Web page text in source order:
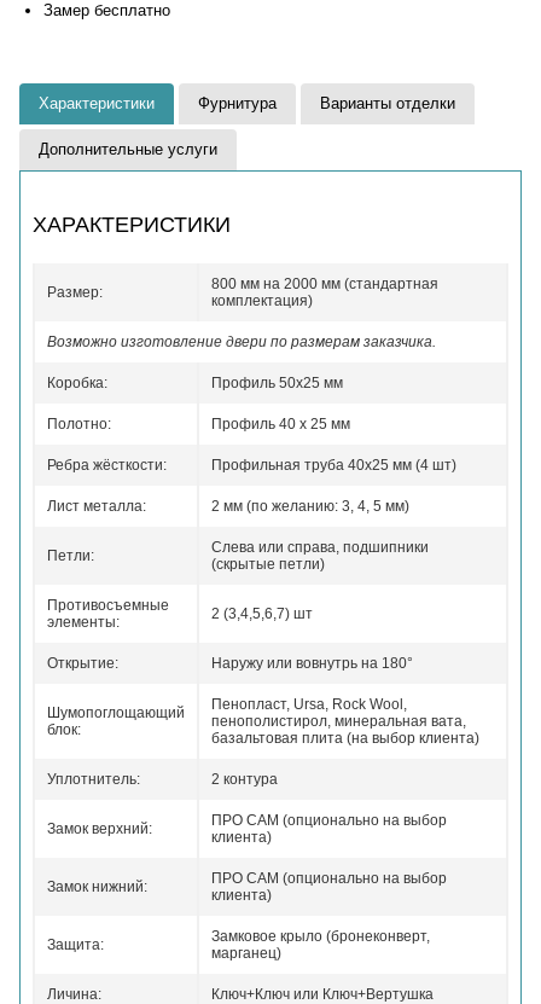
Замер бесплатно
Характеристики Фурнитура Варианты отделки
Дополнительные услуги
ХАРАКТЕРИСТИКИ
Размер:
800 мм на 2000 мм (стандартная
комплектация)
Возможно изготовление двери по размерам заказчика.
Коробка: Профиль 50x25 мм
Полотно: Профиль 40 x 25 мм
Ребра жёсткости: Профильная труба 40х25 мм (4 шт)
Лист металла: 2 мм (по желанию: 3, 4, 5 мм)
Петли:
Слева или справа, подшипники
(скрытые петли)
Противосъемные
элементы:
2 (3,4,5,6,7) шт
Открытие: Наружу или вовнутрь на 180°
Шумопоглощающий
блок:
Пенопласт, Ursa, Rock Wool,
пенополистирол, минеральная вата,
базальтовая плита (на выбор клиента)
Уплотнитель: 2 контура
Замок верхний:
ПРО САМ (опционально на выбор
клиента)
Замок нижний:
ПРО САМ (опционально на выбор
клиента)
Защита:
Замковое крыло (бронеконверт,
марганец)
Личина: Ключ+Ключ или Ключ+Вертушка